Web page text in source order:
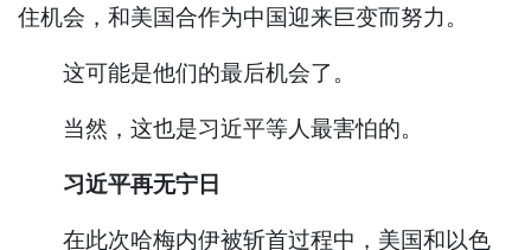
住机会，和美国合作为中国迎来巨变而努力。
这可能是他们的最后机会了。
当然，这也是习近平等人最害怕的。
习近平再无宁日
在此次哈梅内伊被斩首过程中，美国和以色